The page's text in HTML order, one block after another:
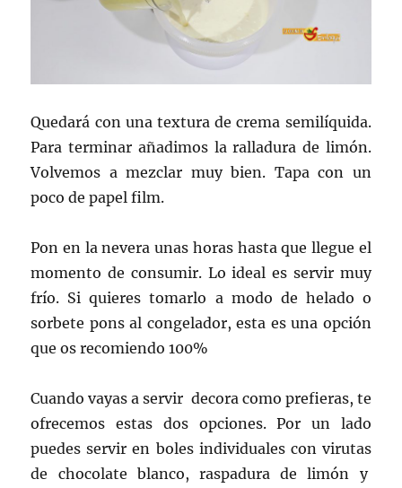
Quedará con una textura de crema semilíquida.
Para terminar añadimos la ralladura de limón.
Volvemos a mezclar muy bien. Tapa con un
poco de papel film.
Pon en la nevera unas horas hasta que llegue el
momento de consumir. Lo ideal es servir muy
frío. Si quieres tomarlo a modo de helado o
sorbete pons al congelador, esta es una opción
que os recomiendo 100%
Cuando vayas a servir decora como prefieras, te
ofrecemos estas dos opciones. Por un lado
puedes servir en boles individuales con virutas
de chocolate blanco, raspadura de limón y